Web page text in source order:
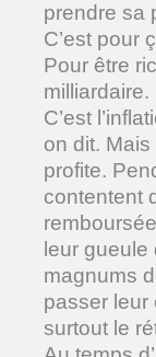
prendre sa
C’est pour
Pour être
C’est
on dit.
profite.
contentent
leur
magnums
passer leur
surtout le